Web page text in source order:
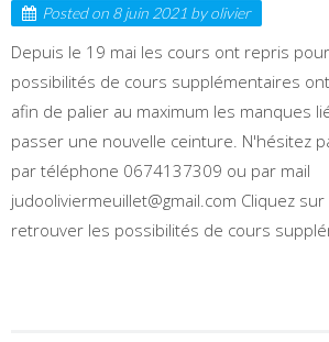
Posted on 8 juin 2021 byolivier
Depuis le 19 mai les cours ont repris
possibilités de cours supplémentaires
afin de palier au maximum les manques
passer une nouvelle ceinture. N'hésitez
par téléphone 0674137309 ou par mail
judooliviermeuillet@gmail.com Cliquez
retrouver les possibilités de cours